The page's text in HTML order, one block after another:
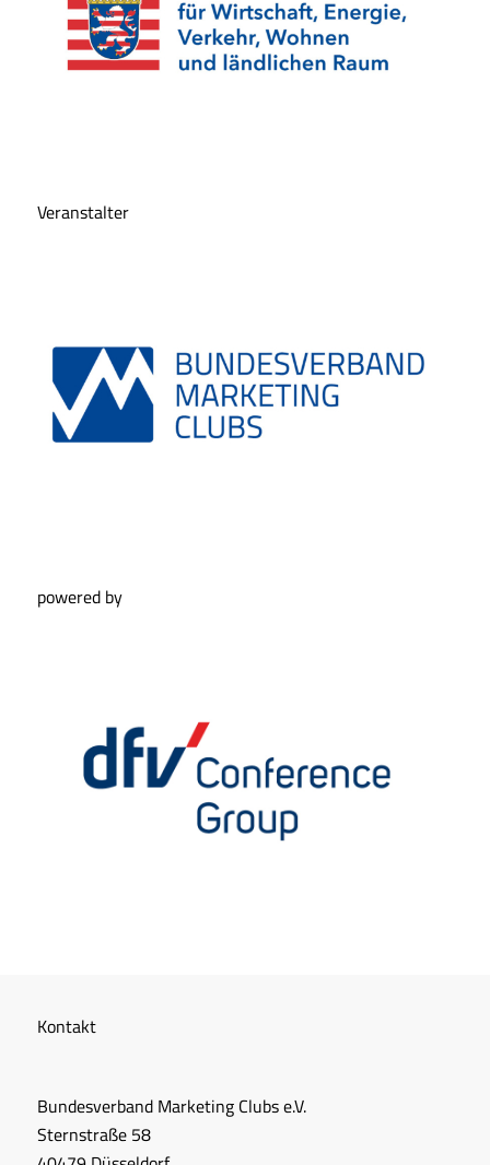
Veranstalter
powered by
Kontakt
Bundesverband Marketing Clubs e.V.
Sternstraße 58